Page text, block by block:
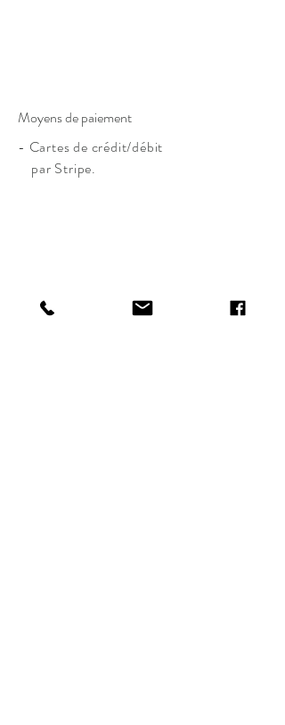
Moyens de paiement
- Cartes de crédit/débit
par Stripe.